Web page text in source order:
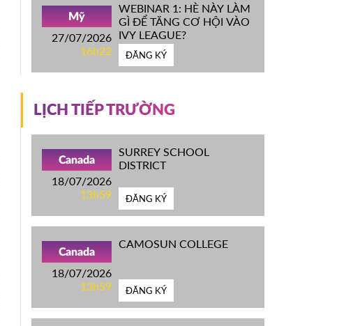
Mỹ
27/07/2026
16h22
WEBINAR 1: HÈ NÀY LÀM
GÌ ĐỂ TĂNG CƠ HỘI VÀO
IVY LEAGUE?
ĐĂNG KÝ
LỊCH TIẾP TRƯỜNG
Canada
18/07/2026
13h59
SURREY SCHOOL
DISTRICT
ĐĂNG KÝ
Canada
18/07/2026
13h59
CAMOSUN COLLEGE
ĐĂNG KÝ